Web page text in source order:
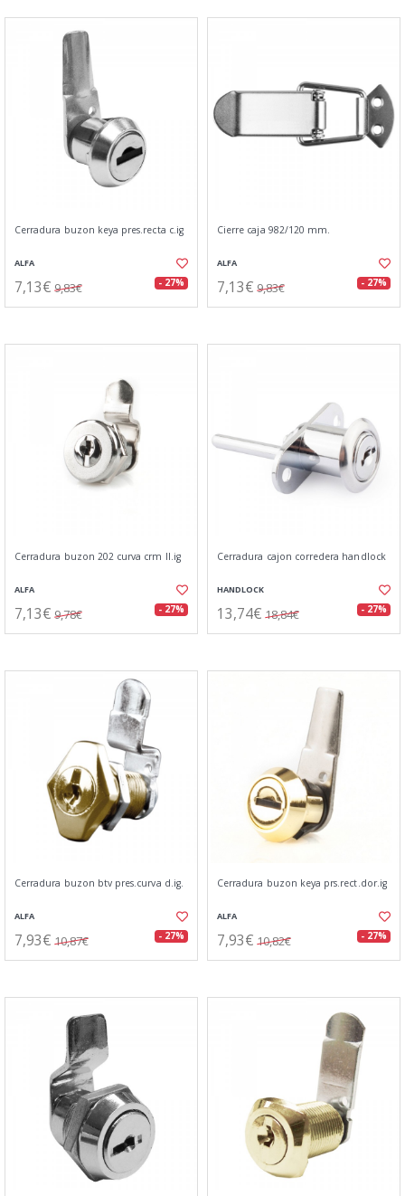
Cerradura buzon keya pres.recta c.ig
ALFA
7,13€ 9,83€ - 27%
Cierre caja 982/120 mm.
ALFA
7,13€ 9,83€ - 27%
Cerradura buzon 202 curva crm ll.ig
ALFA
7,13€ 9,78€ - 27%
Cerradura cajon corredera handlock
HANDLOCK
13,74€ 18,84€ - 27%
Cerradura buzon btv pres.curva d.ig.
ALFA
7,93€ 10,87€ - 27%
Cerradura buzon keya prs.rect.dor.ig
ALFA
7,93€ 10,82€ - 27%